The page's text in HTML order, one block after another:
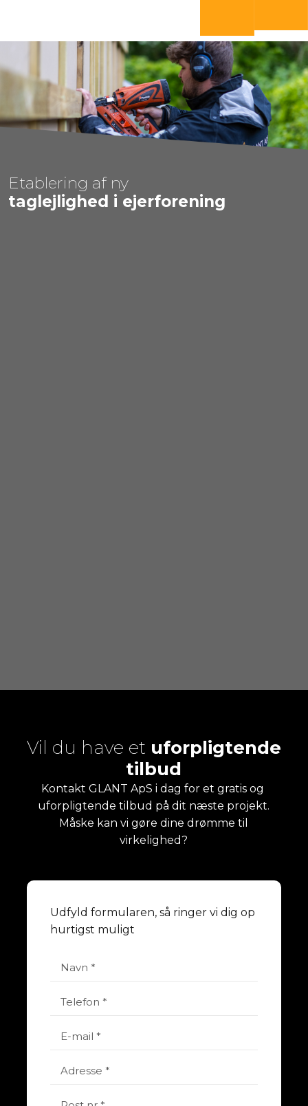
​Etablering af ny
​taglejlighed ​i ejerforening
Vil du have et uforpligtende
tilbud
​Kontakt GLANT ApS i dag for et gratis og ​
uforpligtende tilbud på dit næste projekt.
Måske kan vi gøre dine drømme til
virkelighed?
Udfyld formularen, så ringer vi dig op
hurtigst muligt